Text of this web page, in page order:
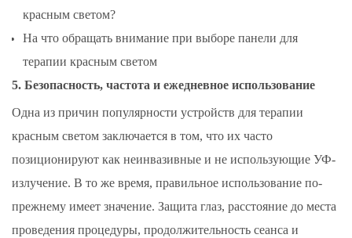
красным светом?
На что обращать внимание при выборе панели для
терапии красным светом
5. Безопасность, частота и ежедневное использование
Одна из причин популярности устройств для терапии
красным светом заключается в том, что их часто
позиционируют как неинвазивные и не использующие УФ-
излучение. В то же время, правильное использование по-
прежнему имеет значение. Защита глаз, расстояние до места
проведения процедуры, продолжительность сеанса и